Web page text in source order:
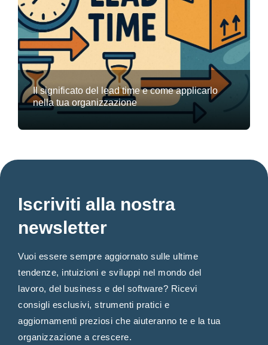
Il significato del lead time e come applicarlo
nella tua organizzazione
Iscriviti alla nostra
newsletter
Vuoi essere sempre aggiornato sulle ultime
tendenze, intuizioni e sviluppi nel mondo del
lavoro, del business e del software? Ricevi
consigli esclusivi, strumenti pratici e
aggiornamenti preziosi che aiuteranno te e la tua
organizzazione a crescere.